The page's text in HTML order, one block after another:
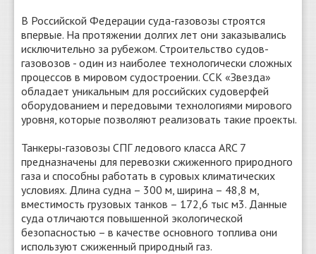
В Российской Федерации суда-газовозы строятся
впервые. На протяжении долгих лет они заказывались
исключительно за рубежом. Строительство судов-
газовозов - один из наиболее технологически сложных
процессов в мировом судостроении. ССК «Звезда»
обладает уникальным для российских судоверфей
оборудованием и передовыми технологиями мирового
уровня, которые позволяют реализовать такие проекты.
Танкеры-газовозы СПГ ледового класса ARC 7
предназначены для перевозки сжиженного природного
газа и способны работать в суровых климатических
условиях. Длина судна – 300 м, ширина – 48,8 м,
вместимость грузовых танков – 172,6 тыс м3. Данные
суда отличаются повышенной экологической
безопасностью – в качестве основного топлива они
используют сжиженный природный газ.